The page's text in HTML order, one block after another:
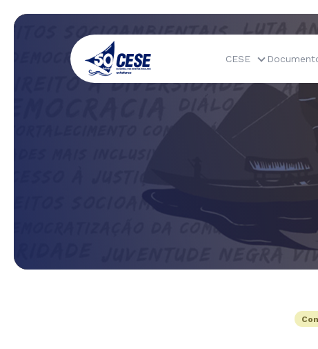
CESE